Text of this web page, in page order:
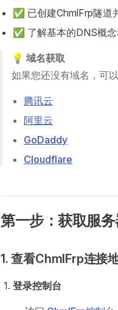
✅ 已创建ChmlFrp隧道
✅ 了解基本的DNS概
💡 域名获取
如果您还没有域名，可
腾讯云
阿里云
GoDaddy
Cloudflare
第一步：获取服
1. 查看ChmlFrp连接
登录控制台